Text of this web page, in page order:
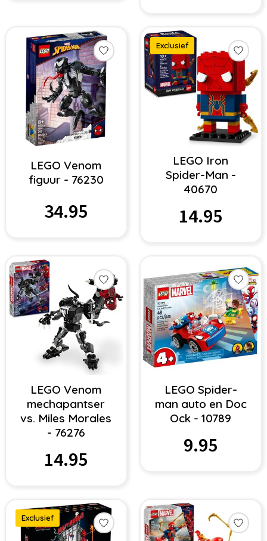
LEGO Venom
figuur - 76230
34.95
Exclusief
LEGO Iron
Spider-Man -
40670
14.95
LEGO Venom
mechapantser
vs. Miles Morales
- 76276
14.95
LEGO Spider-
man auto en Doc
Ock - 10789
9.95
Exclusief